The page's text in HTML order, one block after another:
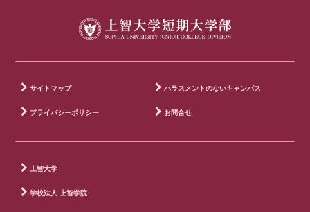
サイトマップ ハラスメントのないキャンパス
プライバシーポリシー お問合せ
上智大学
学校法人 上智学院